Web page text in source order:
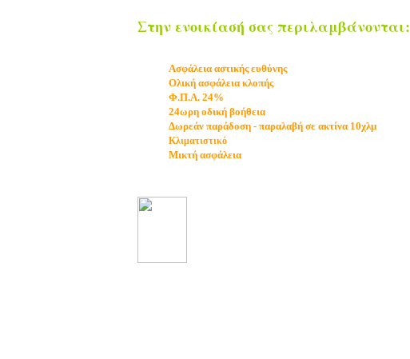
Στην ενοικίασή σας περιλαμβάνονται:
Ασφάλεια αστικής ευθύνης
Ολική ασφάλεια κλοπής
Φ.Π.Α. 24%
24ωρη οδική βοήθεια
Δωρεάν παράδοση - παραλαβή σε ακτίνα 10χλμ
Κλιματιστικό
Μικτή ασφάλεια